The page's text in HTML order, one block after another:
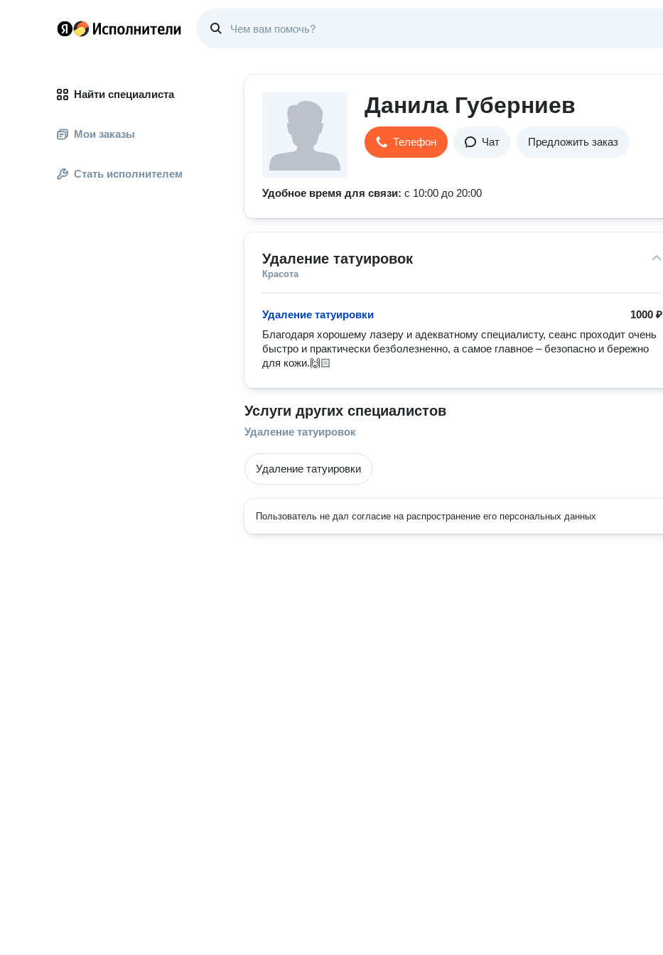
Найти специалиста
Мои заказы
Стать исполнителем
Данила Губерниев
Телефон Чат Предложить заказ
Удобное время для связи: с 10:00 до 20:00
Удаление татуировок
Красота
1000 ₽
Удаление татуировки
Благодаря хорошему лазеру и адекватному специалисту, сеанс проходит очень
быстро и практически безболезненно, а самое главное – безопасно и бережно
для кожи.🙌🏻
Услуги других специалистов
Удаление татуировок
Удаление татуировки
Пользователь не дал согласие на распространение его персональных данных